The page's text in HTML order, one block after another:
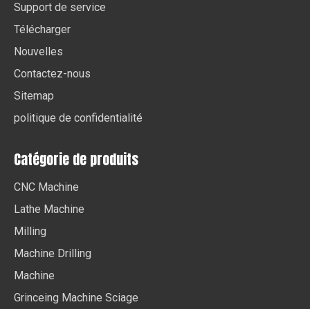
Support de service
Télécharger
Nouvelles
Contactez-nous
Sitemap
politique de confidentialité
Catégorie de produits
CNC Machine
Lathe Machine
Milling
Machine Drilling
Machine
Grinceing Machine Sciage